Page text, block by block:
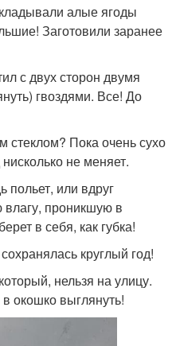
алые ягоды
Заготовили заранее
с двух сторон двумя
гвоздями. Все! До
стеклом? Пока очень сухо
не меняет.
польет, или вдруг
влагу, проникшую в
в себя, как губка!
круглый год!
нельзя на улицу.
окошко выглянуть!